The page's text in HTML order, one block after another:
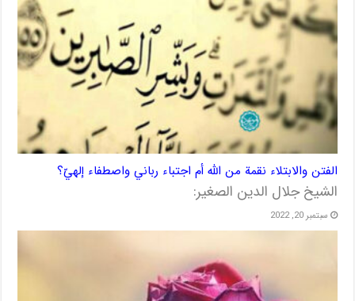
الفتن والابتلاء نقمة من الله أم اجتباء رباني واصطفاء إلهيّ؟
الشيخ جلال الدين الصغير:
سبتمبر 20, 2022